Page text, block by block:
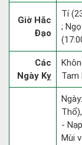
Giờ Hắc
Đạo
Tí
;
Các
Ngày Kỵ
Tam
Ngày:
-
Mùi